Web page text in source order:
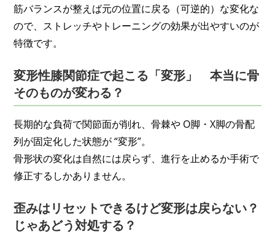
筋バランスが整えば元の位置に戻る（可逆的）な変化な
ので、ストレッチやトレーニングの効果が出やすいのが
特徴です。
変形性膝関節症で起こる「変形」 本当に骨
そのものが変わる？
長期的な負荷で関節面が削れ、骨棘や O脚・X脚の骨配
列が固定化した状態が “変形”。
骨形状の変化は自然には戻らず、進行を止めるか手術で
修正するしかありません。
歪みはリセットできるけど変形は戻らない？
じゃあどう対処する？